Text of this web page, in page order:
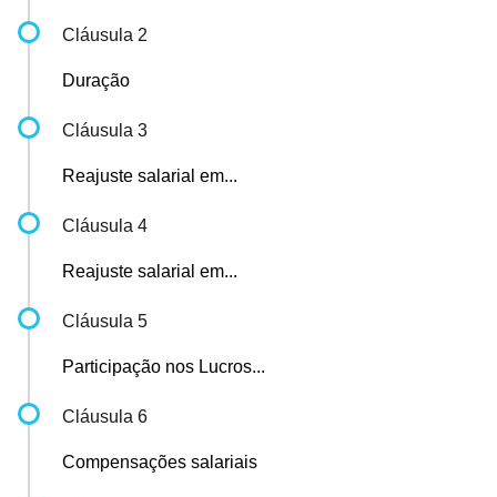
Cláusula 2
Duração
Cláusula 3
Reajuste salarial em...
Cláusula 4
Reajuste salarial em...
Cláusula 5
Participação nos Lucros...
Cláusula 6
Compensações salariais